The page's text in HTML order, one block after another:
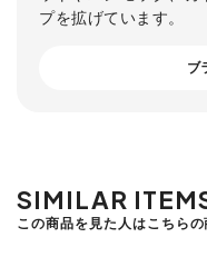
プを拡げています。
ブ
SIMILAR
この商品を見た人はこちら